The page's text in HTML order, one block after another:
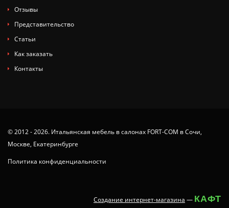
Отзывы
Представительство
Статьи
Как заказать
Контакты
© 2012 - 2026. Итальянская мебель в салонах FORT-COM в Сочи,
Москве, Екатеринбурге
Политика конфиденциальности
Создание интернет-магазина — КАФТ